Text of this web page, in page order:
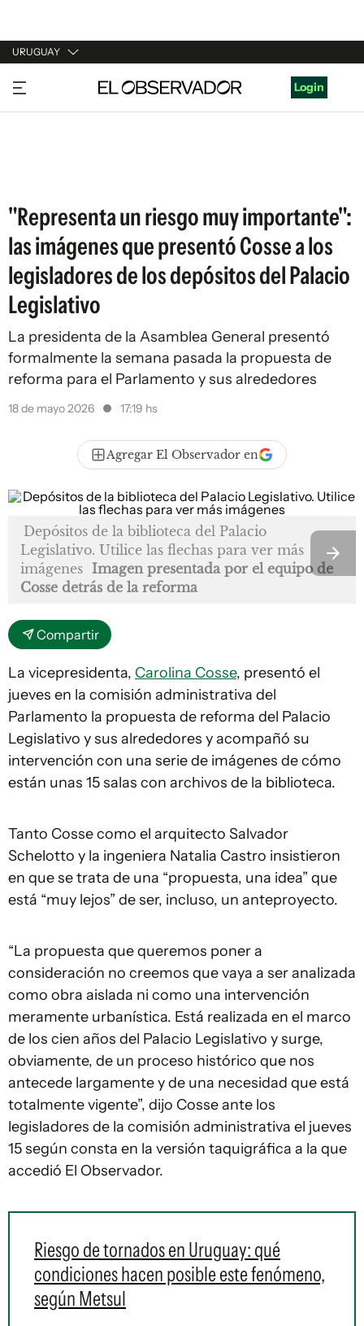
URUGUAY
URUGUAY
ARGENTINA
Login
"Representa un riesgo muy importante":
las imágenes que presentó Cosse a los
legisladores de los depósitos del Palacio
Legislativo
La presidenta de la Asamblea General presentó
formalmente la semana pasada la propuesta de
reforma para el Parlamento y sus alrededores
18 de mayo 2026 17:19 hs
Agregar El Observador en
Depósitos de la biblioteca del Palacio
Legislativo. Utilice las flechas para ver más
imágenes Imagen presentada por el equipo de
Cosse detrás de la reforma
Compartir
La vicepresidenta, Carolina Cosse, presentó el
jueves en la comisión administrativa del
Parlamento la propuesta de reforma del Palacio
Legislativo y sus alrededores y acompañó su
intervención con una serie de imágenes de cómo
están unas 15 salas con archivos de la biblioteca.
Tanto Cosse como el arquitecto Salvador
Schelotto y la ingeniera Natalia Castro insistieron
en que se trata de una “propuesta, una idea” que
está “muy lejos” de ser, incluso, un anteproyecto.
“La propuesta que queremos poner a
consideración no creemos que vaya a ser analizada
como obra aislada ni como una intervención
meramente urbanística. Está realizada en el marco
de los cien años del Palacio Legislativo y surge,
obviamente, de un proceso histórico que nos
antecede largamente y de una necesidad que está
totalmente vigente”, dijo Cosse ante los
legisladores de la comisión administrativa el jueves
15 según consta en la versión taquigráfica a la que
accedió El Observador.
Riesgo de tornados en Uruguay: qué
condiciones hacen posible este fenómeno,
según Metsul